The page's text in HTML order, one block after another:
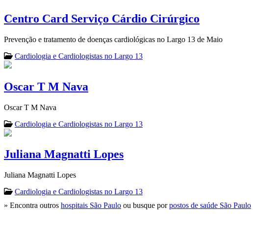
Centro Card Serviço Cárdio Cirúrgico
Prevenção e tratamento de doenças cardiológicas no Largo 13 de Maio
Cardiologia e Cardiologistas no Largo 13
Oscar T M Nava
Oscar T M Nava
Cardiologia e Cardiologistas no Largo 13
Juliana Magnatti Lopes
Juliana Magnatti Lopes
Cardiologia e Cardiologistas no Largo 13
» Encontra outros hospitais São Paulo ou busque porpostos de saúde São Paulo